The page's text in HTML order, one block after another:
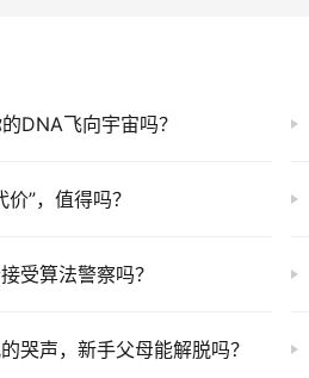
DNA飞向宇宙吗？
”，值得吗？
受算法警察吗？
哭声，新手父母能解脱吗？